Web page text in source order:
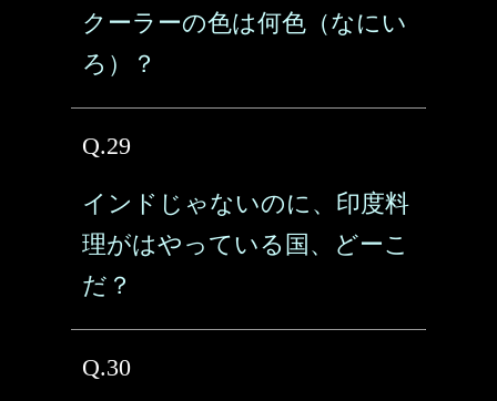
クーラーの色は何色（なにい
ろ）？
Q.29
インドじゃないのに、印度料
理がはやっている国、どーこ
だ？
Q.30